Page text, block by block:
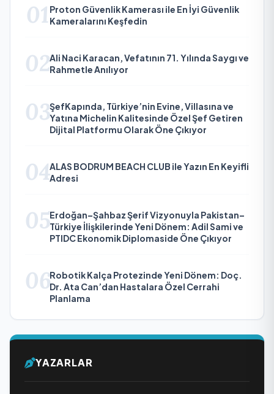
01 Proton Güvenlik Kamerası ile En İyi Güvenlik
Kameralarını Keşfedin
02Ali Naci Karacan, Vefatının 71. Yılında Saygı ve
Rahmetle Anılıyor
03ŞefKapında, Türkiye’nin Evine, Villasına ve
Yatına Michelin Kalitesinde Özel Şef Getiren
Dijital Platformu Olarak Öne Çıkıyor
04ALAS BODRUM BEACH CLUB ile Yazın En Keyifli
Adresi
05Erdoğan–Şahbaz Şerif Vizyonuyla Pakistan–
Türkiye İlişkilerinde Yeni Dönem: Adil Sami ve
PTIDC Ekonomik Diplomaside Öne Çıkıyor
06Robotik Kalça Protezinde Yeni Dönem: Doç.
Dr. Ata Can’dan Hastalara Özel Cerrahi
Planlama
YAZARLAR